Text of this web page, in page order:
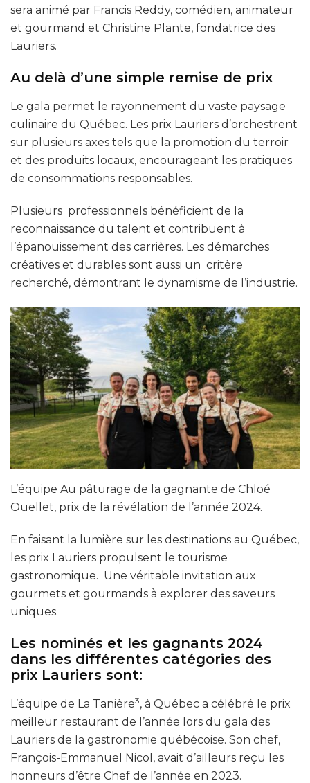
sera animé par Francis Reddy, comédien, animateur
et gourmand et Christine Plante, fondatrice des
Lauriers.
Au delà d’une simple remise de prix
Le gala permet le rayonnement du vaste paysage
culinaire du Québec. Les prix Lauriers d’orchestrent
sur plusieurs axes tels que la promotion du terroir
et des produits locaux, encourageant les pratiques
de consommations responsables.
Plusieurs professionnels bénéficient de la
reconnaissance du talent et contribuent à
l’épanouissement des carrières. Les démarches
créatives et durables sont aussi un critère
recherché, démontrant le dynamisme de l’industrie.
L’équipe Au pâturage de la gagnante de Chloé
Ouellet, prix de la révélation de l’année 2024.
En faisant la lumière sur les destinations au Québec,
les prix Lauriers propulsent le tourisme
gastronomique. Une véritable invitation aux
gourmets et gourmands à explorer des saveurs
uniques.
Les nominés et les gagnants 2024
dans les différentes catégories des
prix Lauriers sont:
L’équipe de La Tanière3, à Québec a célébré le prix
meilleur restaurant de l’année lors du gala des
Lauriers de la gastronomie québécoise. Son chef,
François-Emmanuel Nicol, avait d’ailleurs reçu les
honneurs d’être Chef de l’année en 2023.